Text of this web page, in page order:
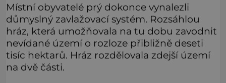
Místní obyvatelé prý dokonce vynalezli
důmyslný zavlažovací systém. Rozsáhlou
hráz, která umožňovala na tu dobu zavodnit
nevídané území o rozloze přibližně deseti
tisíc hektarů. Hráz rozdělovala zdejší území
na dvě části.